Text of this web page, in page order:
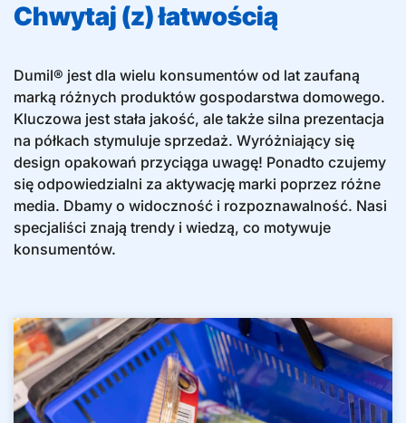
Chwytaj (z) łatwością
Dumil® jest dla wielu konsumentów od lat zaufaną
marką różnych produktów gospodarstwa domowego.
Kluczowa jest stała jakość, ale także silna prezentacja
na półkach stymuluje sprzedaż. Wyróżniający się
design opakowań przyciąga uwagę! Ponadto czujemy
się odpowiedzialni za aktywację marki poprzez różne
media. Dbamy o widoczność i rozpoznawalność. Nasi
specjaliści znają trendy i wiedzą, co motywuje
konsumentów.